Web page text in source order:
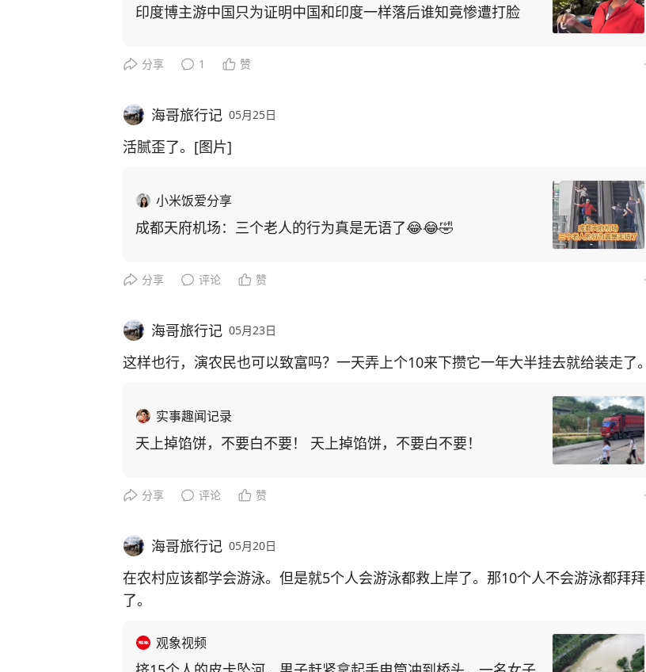
印度博主游中国只为证明中国和印度一样落后谁知竟惨遭打脸
分享 1 赞
海哥旅行记 05月25日
活腻歪了。[图片]
小米饭爱分享
成都天府机场：三个老人的行为真是无语了😂😂🤣
分享 评论 赞
海哥旅行记 05月23日
这样也行，演农民也可以致富吗？一天弄上个10来下攒它一年大半挂去就给装走了。
实事趣闻记录
天上掉馅饼，不要白不要！ 天上掉馅饼，不要白不要！
分享 评论 赞
海哥旅行记 05月20日
在农村应该都学会游泳。但是就5个人会游泳都救上岸了。那10个人不会游泳都拜拜
了。
观象视频